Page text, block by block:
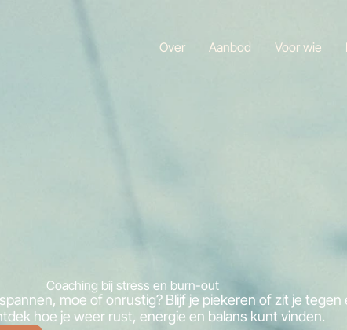
Over Aanbod Voor wie
Coaching bij stress en burn-out
moe of onrustig? Blijf je piekeren of zit je tegen
hoe je weer rust, energie en balans kunt vinden.